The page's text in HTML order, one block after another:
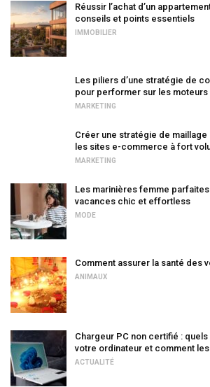
Réussir l’achat d’un
conseils et points essentiels
IMMOBILIER
Les piliers d’une stratégie de
pour performer sur les
MARKETING
Créer une stratégie de
les sites e-commerce à fort
MARKETING
Les marinières femme
vacances chic et effortless
MODE
Comment assurer la santé des
ANIMAUX
Chargeur PC non certifié :
votre ordinateur et comment
ACTUALITÉ